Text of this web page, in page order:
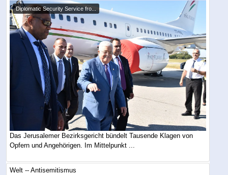
Diplomatic Security Service fro...
Das Jerusalemer Bezirksgericht bündelt Tausende Klagen von
Opfern und Angehörigen. Im Mittelpunkt ...
Welt -- Antisemitismus